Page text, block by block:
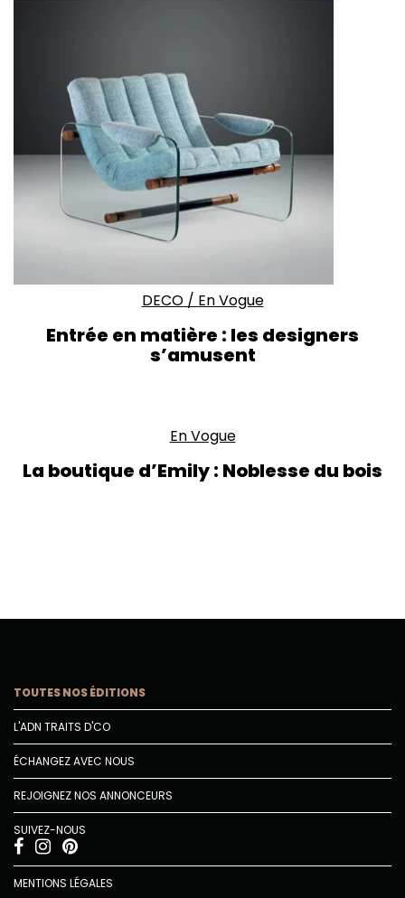
DECO/ En Vogue
Entrée en matière : les designers
s’amusent
En Vogue
La boutique d’Emily : Noblesse du bois
TOUTES NOS ÉDITIONS
L'ADN TRAITS D'CO
ÉCHANGEZ AVEC NOUS
REJOIGNEZ NOS ANNONCEURS
SUIVEZ-NOUS
MENTIONS LÉGALES